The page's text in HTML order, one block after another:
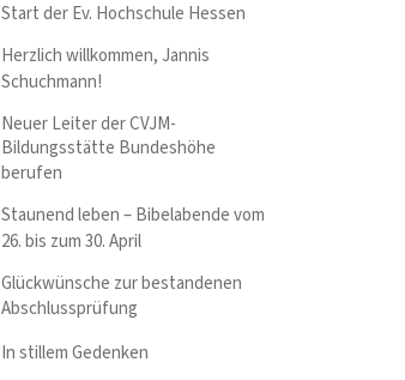
Start der Ev. Hochschule Hessen
Herzlich willkommen, Jannis
Schuchmann!
Neuer Leiter der CVJM-
Bildungsstätte Bundeshöhe
berufen
Staunend leben – Bibelabende vom
26. bis zum 30. April
Glückwünsche zur bestandenen
Abschlussprüfung
In stillem Gedenken